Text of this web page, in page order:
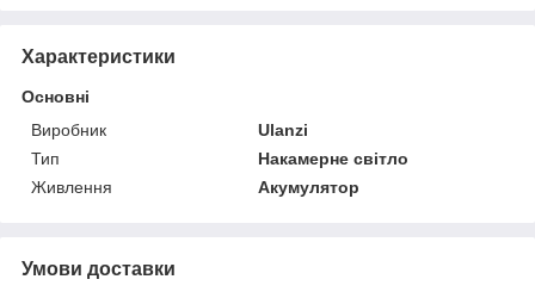
Характеристики
Основні
Виробник
Ulanzi
Тип
Накамерне світло
Живлення
Акумулятор
Умови доставки